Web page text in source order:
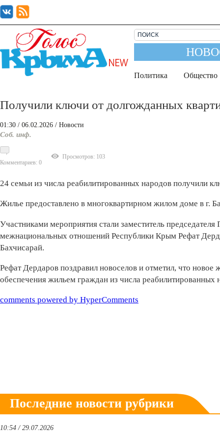
Политика Общество
Получили ключи от долгожданных
01:30 / 06.02.2026 / Новости
Соб. инф.
Комментариев: 0
Просмотров: 103
24 семьи из числа реабилитированных народов получили
Жилье предоставлено в многоквартирном жилом доме в г.
Участниками мероприятия стали заместитель председателя
межнациональных отношений Республики Крым Рефат
Бахчисарай.
Рефат Дердаров поздравил новоселов и отметил, что
обеспечения жильем граждан из числа
comments powered by HyperComments
Последние новости рубрики
10:54 / 29.07.2026